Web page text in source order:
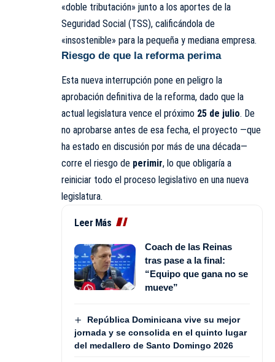
«doble tributación» junto a los aportes de la
Seguridad Social (TSS), calificándola de
«insostenible» para la pequeña y mediana empresa.
Riesgo de que la reforma perima
Esta nueva interrupción pone en peligro la
aprobación definitiva de la reforma, dado que la
actual legislatura vence el próximo 25 de julio. De
no aprobarse antes de esa fecha, el proyecto —que
ha estado en discusión por más de una década—
corre el riesgo de perimir, lo que obligaría a
reiniciar todo el proceso legislativo en una nueva
legislatura.
Leer Más
Coach de las Reinas
tras pase a la final:
“Equipo que gana no se
mueve”
República Dominicana vive su mejor
jornada y se consolida en el quinto lugar
del medallero de Santo Domingo 2026